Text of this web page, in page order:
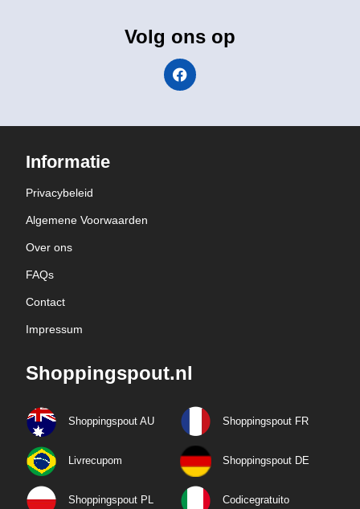
Volg ons op
Informatie
Privacybeleid
Algemene Voorwaarden
Over ons
FAQs
Contact
Impressum
Shoppingspout.nl
Shoppingspout AU Shoppingspout FR
Livrecupom Shoppingspout DE
Shoppingspout PL Codicegratuito